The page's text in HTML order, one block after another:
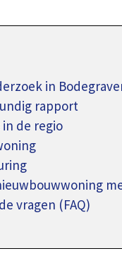
in
rapport
de regio
vragen (FAQ)